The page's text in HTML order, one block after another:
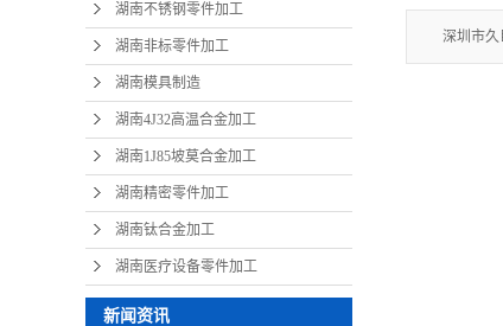
湖南不锈钢零件加工
湖南非标零件加工
湖南模具制造
湖南4J32高温合金加工
湖南1J85坡莫合金加工
湖南精密零件加工
湖南钛合金加工
湖南医疗设备零件加工
新闻资讯
深圳市久